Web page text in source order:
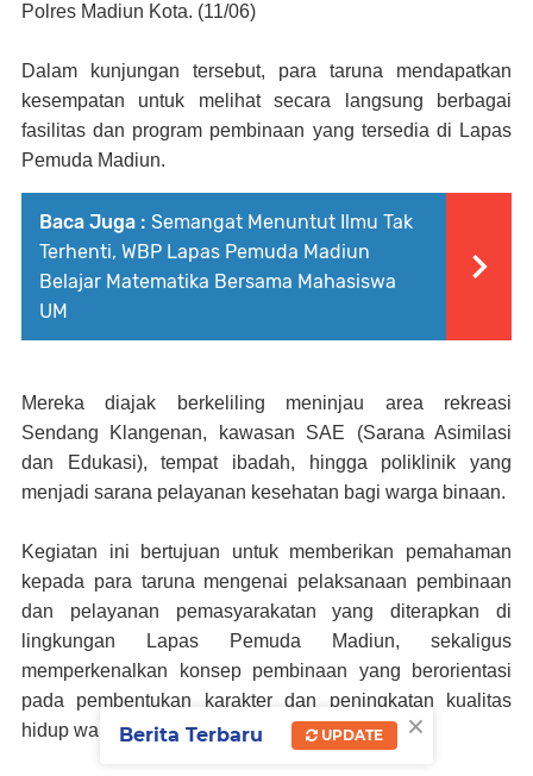
Polres Madiun Kota. (11/06)
Dalam kunjungan tersebut, para taruna mendapatkan
kesempatan untuk melihat secara langsung berbagai
fasilitas dan program pembinaan yang tersedia di Lapas
Pemuda Madiun.
Baca Juga : Semangat Menuntut Ilmu Tak
Terhenti, WBP Lapas Pemuda Madiun
Belajar Matematika Bersama Mahasiswa
UM
Mereka diajak berkeliling meninjau area rekreasi
Sendang Klangenan, kawasan SAE (Sarana Asimilasi
dan Edukasi), tempat ibadah, hingga poliklinik yang
menjadi sarana pelayanan kesehatan bagi warga binaan.
Kegiatan ini bertujuan untuk memberikan pemahaman
kepada para taruna mengenai pelaksanaan pembinaan
dan pelayanan pemasyarakatan yang diterapkan di
lingkungan Lapas Pemuda Madiun, sekaligus
memperkenalkan konsep pembinaan yang berorientasi
pada pembentukan karakter dan peningkatan kualitas
hidup warga binaan.
×
Berita Terbaru UPDATE